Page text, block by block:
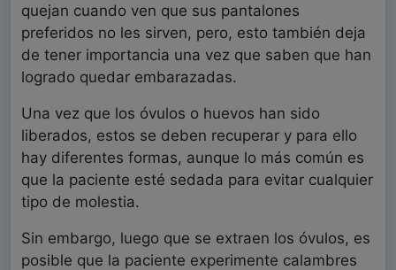
quejan cuando ven que sus pantalones
preferidos no les sirven, pero, esto también deja
de tener importancia una vez que saben que han
logrado quedar embarazadas.
Una vez que los óvulos o huevos han sido
liberados, estos se deben recuperar y para ello
hay diferentes formas, aunque lo más común es
que la paciente esté sedada para evitar cualquier
tipo de molestia.
Sin embargo, luego que se extraen los óvulos, es
posible que la paciente experimente calambres